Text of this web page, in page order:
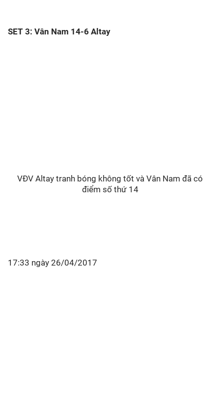
SET 3: Vân Nam 14-6 Altay
VĐV Altay tranh bóng không tốt và Vân Nam đã có
điểm số thứ 14
17:33 ngày 26/04/2017